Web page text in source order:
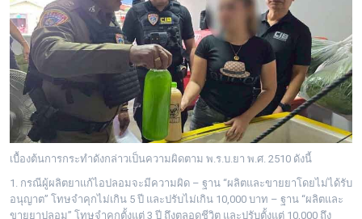
เบื้องต้นการกระทำดังกล่าวเป็นความผิดตาม พ.ร.บ.ยา พ.ศ. 2510 ดังนี้
1. กรณีผู้ผลิตยาแก้ไอปลอมจะมีความผิด – ฐาน “ผลิตและขายยาโดยไม่ได้รับ
อนุญาต” โทษจำคุกไม่เกิน 5 ปี และปรับไม่เกิน 10,000 บาท – ฐาน “ผลิตและ
ขายยาปลอม” โทษจำคุกตั้งแต่ 3 ปี ถึงตลอดชีวิต และปรับตั้งแต่ 10,000 ถึง